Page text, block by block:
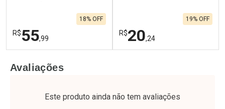
R$55,99
18% OFF
Laboratório
Por Menos
R$20,24
19% OFF
Laboratório
Por Menos
Avaliações
Este produto ainda não tem avaliações